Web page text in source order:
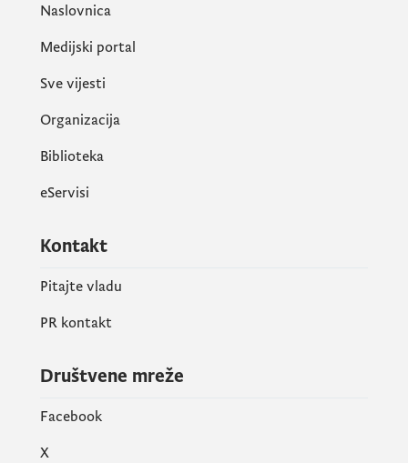
Naslovnica
Medijski portal
Sve vijesti
Organizacija
Biblioteka
eServisi
Kontakt
Pitajte vladu
PR kontakt
Društvene mreže
Facebook
X